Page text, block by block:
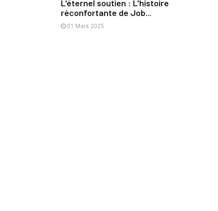
L'éternel soutien : L'histoire
réconfortante de Job...
01 Mars 2025